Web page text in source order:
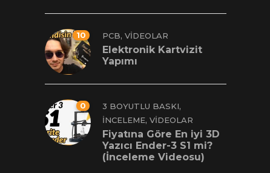
10 PCB, VIDEOLAR
Elektronik Kartvizit
Yapımı
0 3 BOYUTLU BASKI,
İNCELEME, VIDEOLAR
Fiyatına Göre En iyi 3D
Yazıcı Ender-3 S1 mi?
(İnceleme Videosu)